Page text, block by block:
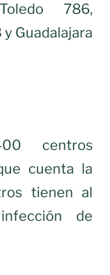
786,
Guadalajara
centros
cuenta la
tienen al
de